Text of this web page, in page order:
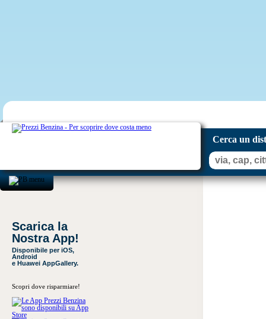
Cerca un
Scarica la
Nostra App!
Disponibile per iOS,
Android
e Huawei AppGallery.
Scopri dove risparmiare!